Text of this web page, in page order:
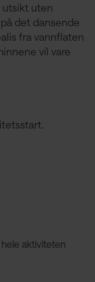
utsikt uten
det dansende
fra vannflaten
vil vare
aktiviteten